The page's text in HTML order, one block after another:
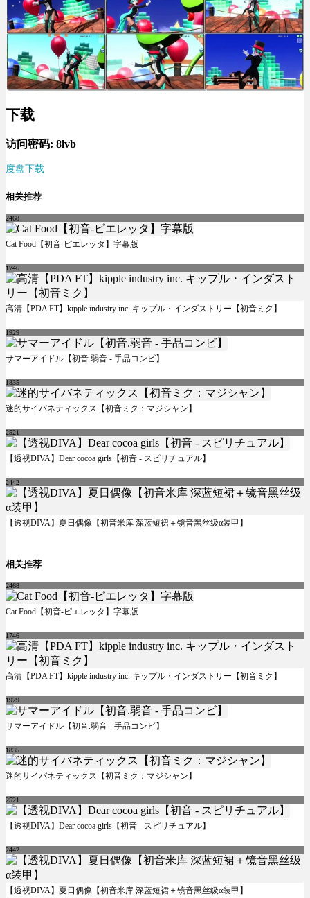
下载
访问密码: 8lvb
度盘下载
相关推荐
2468
Cat Food【初音-ピエレッタ】字幕版
1746
高清【PDA FT】kipple industry inc. キップル・インダストリー【初音ミク】
1929
サマーアイドル【初音.弱音 - 手品コンビ】
1835
迷的サイバネティックス【初音ミク：マジシャン】
2521
【透视DIVA】Dear cocoa girls【初音 - スピリチュアル】
2442
【透视DIVA】夏日偶像【初音米库 深蓝短裙＋镜音黑丝级α装甲】
相关推荐
2468
Cat Food【初音-ピエレッタ】字幕版
1746
高清【PDA FT】kipple industry inc. キップル・インダストリー【初音ミク】
1929
サマーアイドル【初音.弱音 - 手品コンビ】
1835
迷的サイバネティックス【初音ミク：マジシャン】
2521
【透视DIVA】Dear cocoa girls【初音 - スピリチュアル】
2442
【透视DIVA】夏日偶像【初音米库 深蓝短裙＋镜音黑丝级α装甲】